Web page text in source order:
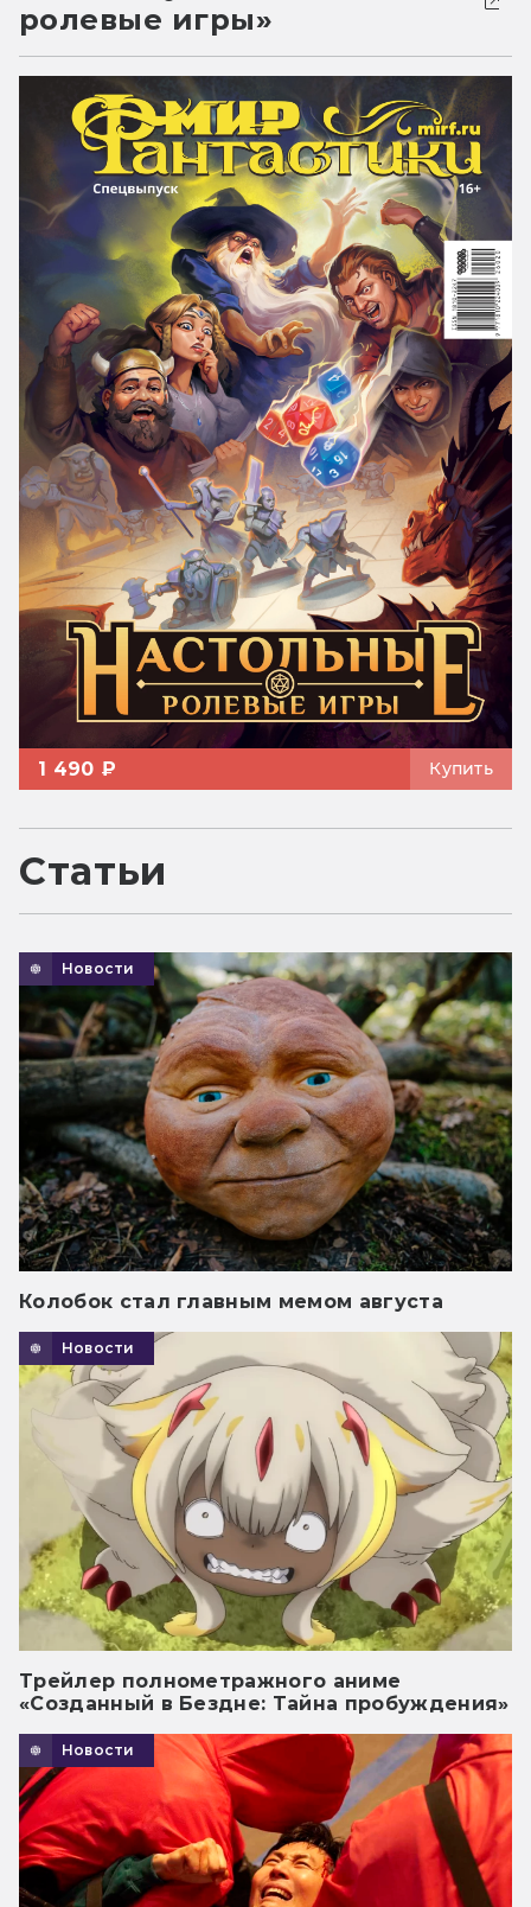
ролевые игры»
1 490 ₽ Купить
Статьи
Новости
Колобок стал главным мемом августа
Новости
Трейлер полнометражного аниме
«Созданный в Бездне: Тайна пробуждения»
Новости